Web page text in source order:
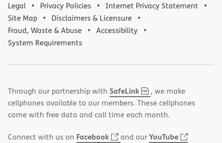
Legal Privacy Policies
Internet Privacy Statement
Site Map
Disclaimers & Licensure
Fraud, Waste & Abuse
Accessibility
System Requirements
Through our partnership with SafeLink,
PDF
(opens
in
new
, we make
cellphones available to our members. These cellphones
come with free data and call time each month.
Connect with us on Facebook
(opens
and ourYouTube
(opens